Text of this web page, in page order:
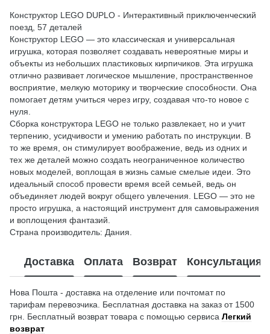
Конструктор LEGO DUPLO - Интерактивный приключенческий
поезд, 57 деталей
Конструктор LEGO — это классическая и универсальная
игрушка, которая позволяет создавать невероятные миры и
объекты из небольших пластиковых кирпичиков. Эта игрушка
отлично развивает логическое мышление, пространственное
восприятие, мелкую моторику и творческие способности. Она
помогает детям учиться через игру, создавая что-то новое с
нуля.
Сборка конструктора LEGO не только развлекает, но и учит
терпению, усидчивости и умению работать по инструкции. В
то же время, он стимулирует воображение, ведь из одних и
тех же деталей можно создать неограниченное количество
новых моделей, воплощая в жизнь самые смелые идеи. Это
идеальный способ провести время всей семьей, ведь он
объединяет людей вокруг общего увлечения. LEGO — это не
просто игрушка, а настоящий инструмент для самовыражения
и воплощения фантазий.
Страна производитель: Дания.
Доставка Оплата Возврат Консультация
Нова Пошта - доставка на отделение или почтомат по
тарифам перевозчика. Бесплатная доставка на заказ от 1500
грн. Бесплатный возврат товара с помощью сервиса Легкий
возврат